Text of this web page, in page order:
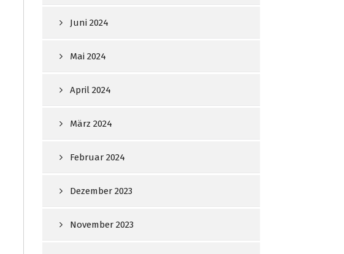
Juni 2024
Mai 2024
April 2024
März 2024
Februar 2024
Dezember 2023
November 2023